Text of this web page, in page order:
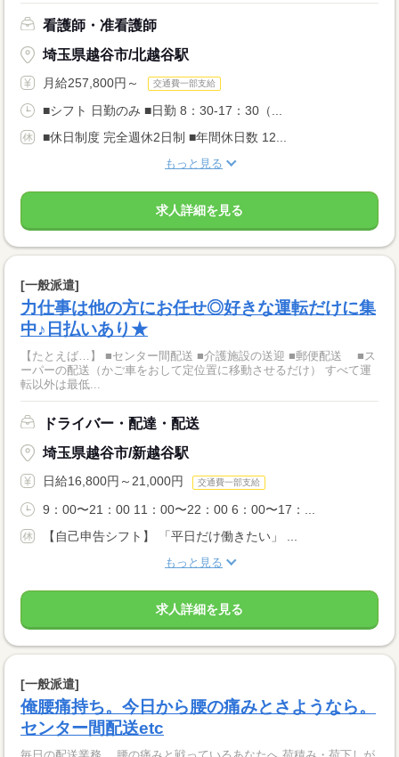
看護師・准看護師
埼玉県越谷市/北越谷駅
月給257,800円～ 交通費一部支給
■シフト 日勤のみ ■日勤 8：30-17：30（...
■休日制度 完全週休2日制 ■年間休日数 12...
もっと見る
求人詳細を見る
[一般派遣]
力仕事は他の方にお任せ◎好きな運転だけに集
中♪日払いあり★
【たとえば…】 ■センター間配送 ■介護施設の送迎 ■郵便配送 ■ス
ーパーの配送（かご車をおして定位置に移動させるだけ） すべて運
転以外は最低...
ドライバー・配達・配送
埼玉県越谷市/新越谷駅
日給16,800円～21,000円 交通費一部支給
9：00〜21：00 11：00〜22：00 6：00〜17：...
【自己申告シフト】 「平日だけ働きたい」 ...
もっと見る
求人詳細を見る
[一般派遣]
俺腰痛持ち。今日から腰の痛みとさようなら。
センター間配送etc